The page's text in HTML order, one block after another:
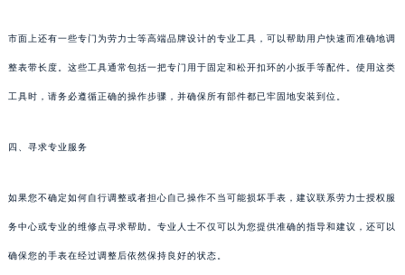
市面上还有一些专门为劳力士等高端品牌设计的专业工具，可以帮助用户快速而准确地调
整表带长度。这些工具通常包括一把专门用于固定和松开扣环的小扳手等配件。使用这类
工具时，请务必遵循正确的操作步骤，并确保所有部件都已牢固地安装到位。
四、寻求专业服务
如果您不确定如何自行调整或者担心自己操作不当可能损坏手表，建议联系劳力士授权服
务中心或专业的维修点寻求帮助。专业人士不仅可以为您提供准确的指导和建议，还可以
确保您的手表在经过调整后依然保持良好的状态。